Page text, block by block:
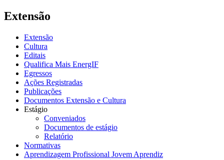
Extensão
Extensão
Cultura
Editais
Qualifica Mais EnergIF
Egressos
Ações Registradas
Publicações
Documentos Extensão e Cultura
Estágio
Conveniados
Documentos de estágio
Relatório
Normativas
Aprendizagem Profissional Jovem Aprendiz